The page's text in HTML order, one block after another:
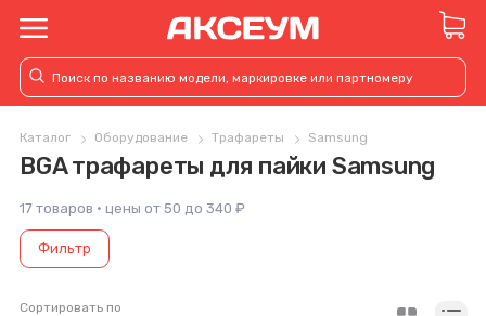
Каталог Оборудование Трафареты Samsung
BGA трафареты для пайки Samsung
17 товаров · цены от 50 до 340 ₽
Фильтр
Сортировать по